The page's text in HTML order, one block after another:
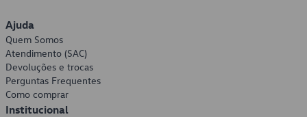
Ajuda
Quem Somos
Atendimento (SAC)
Devoluções e trocas
Perguntas Frequentes
Como comprar
Institucional